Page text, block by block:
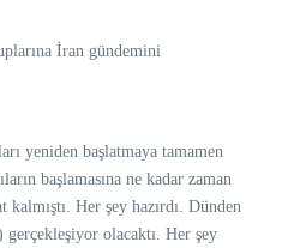
İran gündemini
yeniden başlatmaya tamamen
başlamasına ne kadar zaman
kalmıştı. Her şey hazırdı. Dünden
gerçekleşiyor olacaktı. Her şey